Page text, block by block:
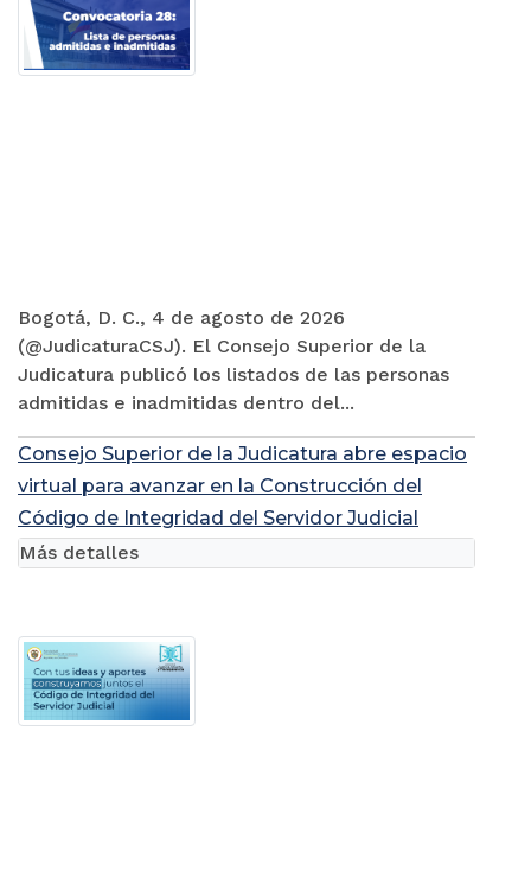
Bogotá, D. C., 4 de agosto de 2026
(@JudicaturaCSJ). El Consejo Superior de la
Judicatura publicó los listados de las personas
admitidas e inadmitidas dentro del...
Consejo Superior de la Judicatura abre espacio
virtual para avanzar en la Construcción del
Código de Integridad del Servidor Judicial
Más detalles